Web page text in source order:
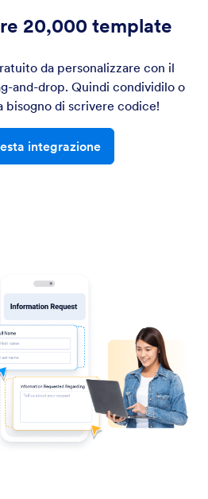
20,000 template
da personalizzare con il
and-drop. Quindi condividilo o
bisogno di scrivere codice!
integrazione